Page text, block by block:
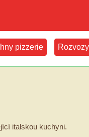
pizzerie
italskou kuchyni.